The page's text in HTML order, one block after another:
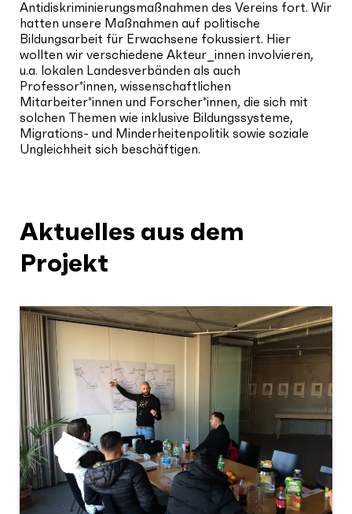
Antidiskriminierungsmaßnahmen des Vereins fort. Wir
hatten unsere Maßnahmen auf politische
Bildungsarbeit für Erwachsene fokussiert. Hier
wollten wir verschiedene Akteur_innen involvieren,
u.a. lokalen Landesverbänden als auch
Professor*innen, wissenschaftlichen
Mitarbeiter*innen und Forscher*innen, die sich mit
solchen Themen wie inklusive Bildungssysteme,
Migrations- und Minderheitenpolitik sowie soziale
Ungleichheit sich beschäftigen.
Aktuelles aus dem
Projekt